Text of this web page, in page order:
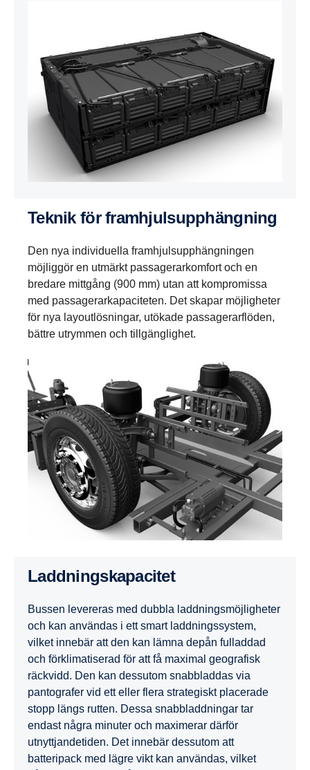
Teknik för framhjulsupphängning
Den nya individuella framhjulsupphängningen
möjliggör en utmärkt passagerarkomfort och en
bredare mittgång (900 mm) utan att kompromissa
med passagerarkapaciteten. Det skapar möjligheter
för nya layoutlösningar, utökade passagerarflöden,
bättre utrymmen och tillgänglighet.
Laddningskapacitet
Bussen levereras med dubbla laddningsmöjligheter
och kan användas i ett smart laddningssystem,
vilket innebär att den kan lämna depån fulladdad
och förklimatiserad för att få maximal geografisk
räckvidd. Den kan dessutom snabbladdas via
pantografer vid ett eller flera strategiskt placerade
stopp längs rutten. Dessa snabbladdningar tar
endast några minuter och maximerar därför
utnyttjandetiden. Det innebär dessutom att
batteripack med lägre vikt kan användas, vilket